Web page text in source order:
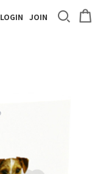
LOGIN JOIN